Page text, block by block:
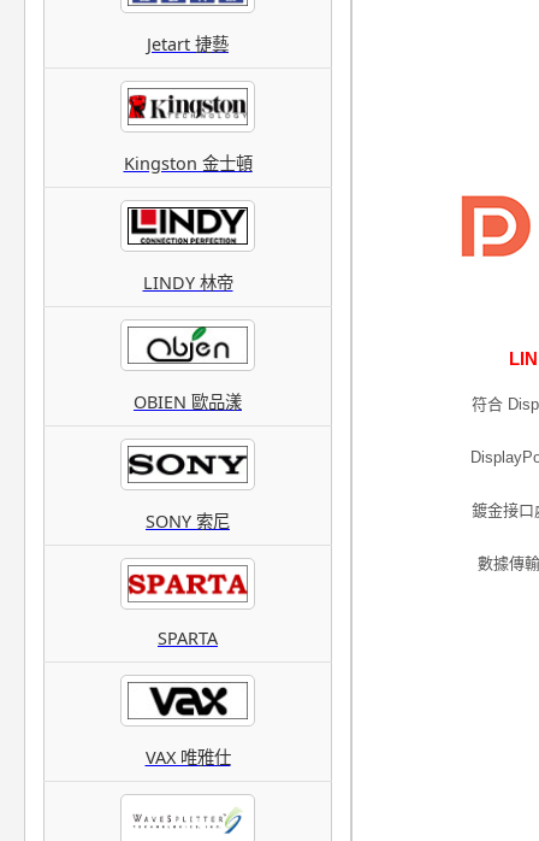
Jetart 捷藝
Kingston 金士頓
LINDY 林帝
OBIEN 歐品漾
SONY 索尼
SPARTA
VAX 唯雅仕
符合
鍍金接口
數據傳